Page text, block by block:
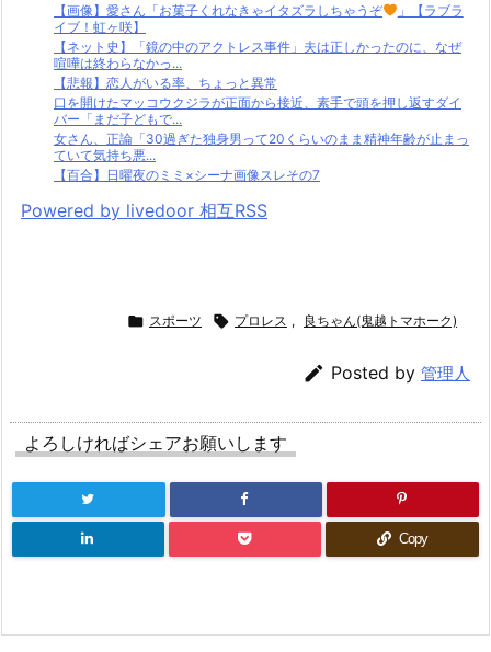
【画像】愛さん「お菓子くれなきゃイタズラしちゃうぞ
」【ラブラ
イブ！虹ヶ咲】
【ネット史】「鏡の中のアクトレス事件」夫は正しかったのに、なぜ
喧嘩は終わらなかっ...
【悲報】恋人がいる率、ちょっと異常
口を開けたマッコウクジラが正面から接近、素手で頭を押し返すダイ
バー「まだ子どもで...
女さん、正論「30過ぎた独身男って20くらいのまま精神年齢が止まっ
ていて気持ち悪...
【百合】日曜夜のミミ×シーナ画像スレその7
Powered by livedoor 相互RSS
 スポーツ  プロレス , 良ちゃん(鬼越トマホーク)
 Posted by 管理人
よろしければシェアお願いします
Copy